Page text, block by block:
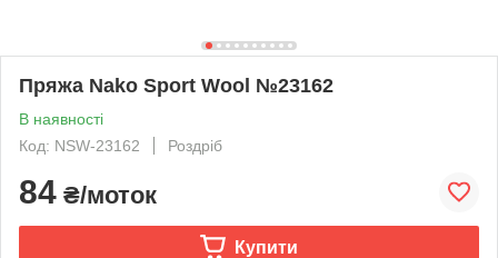
Пряжа Nako Sport Wool №23162
В наявності
Код: NSW-23162
Роздріб
84 ₴/моток
Купити